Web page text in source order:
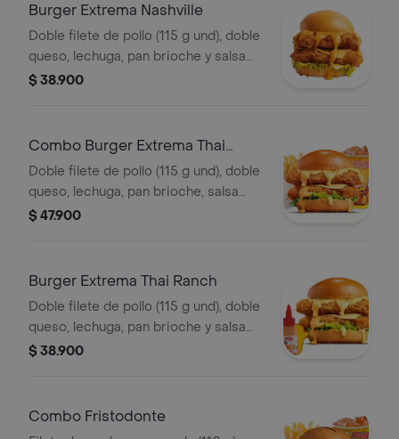
Burger Extrema Nashville
Doble filete de pollo (115 g und), doble
queso, lechuga, pan brioche y salsa
picante estilo Nashville
$ 38.900
Combo Burger Extrema Thai
Ranch
Doble filete de pollo (115 g und), doble
queso, lechuga, pan brioche, salsa
Thai ranch, francesa mediana (60 g) y
$ 47.900
Burger Extrema Thai Ranch
Doble filete de pollo (115 g und), doble
queso, lechuga, pan brioche y salsa
Thai ranch
$ 38.900
Combo Fristodonte